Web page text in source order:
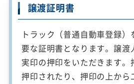
譲渡証明書
トラック（普通自動車登録
要な証明書となります。譲渡
実印の押印をいただきます。
押印されたり、押印の上から